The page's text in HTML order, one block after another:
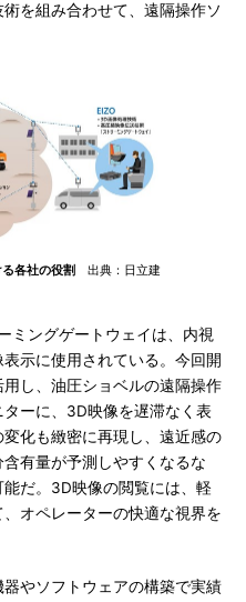
を組み合わせて、遠隔操作ソ
各社の役割
出典：日立建
ミングゲートウェイは、内視
示に使用されている。今回開
し、油圧ショベルの遠隔操作
ーに、3D映像を遅滞なく表
化も緻密に再現し、遠近感の
有量が予測しやすくなるな
だ。3D映像の閲覧には、軽
オペレーターの快適な視界を
やソフトウェアの構築で実績